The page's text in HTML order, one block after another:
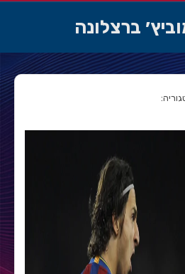
ברצלונה